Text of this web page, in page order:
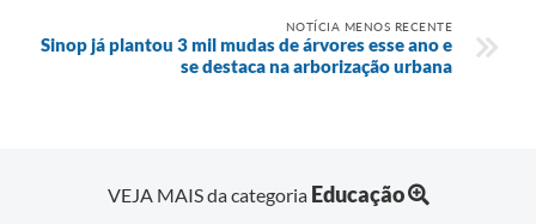
NOTÍCIA MENOS RECENTE
Sinop já plantou 3 mil mudas de árvores esse ano e
se destaca na arborização urbana
VEJA MAIS da categoria Educação